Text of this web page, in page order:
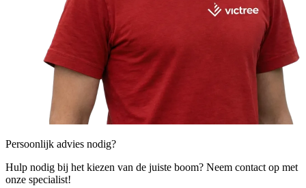
Persoonlijk advies nodig?
Hulp nodig bij het kiezen van de juiste boom? Neem contact op met
onze specialist!